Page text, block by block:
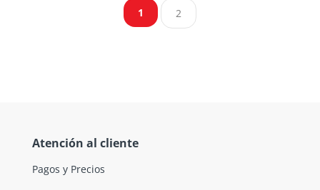
1 2
Atención al cliente
Pagos y Precios